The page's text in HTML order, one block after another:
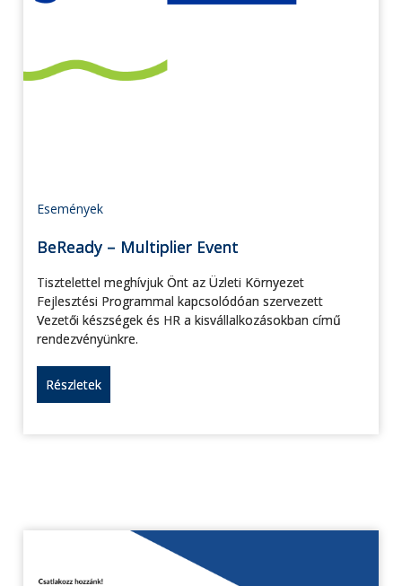
Események
BeReady – Multiplier Event
Tisztelettel meghívjuk Önt az Üzleti Környezet
Fejlesztési Programmal kapcsolódóan szervezett
Vezetői készségek és HR a kisvállalkozásokban című
rendezvényünkre.
Részletek